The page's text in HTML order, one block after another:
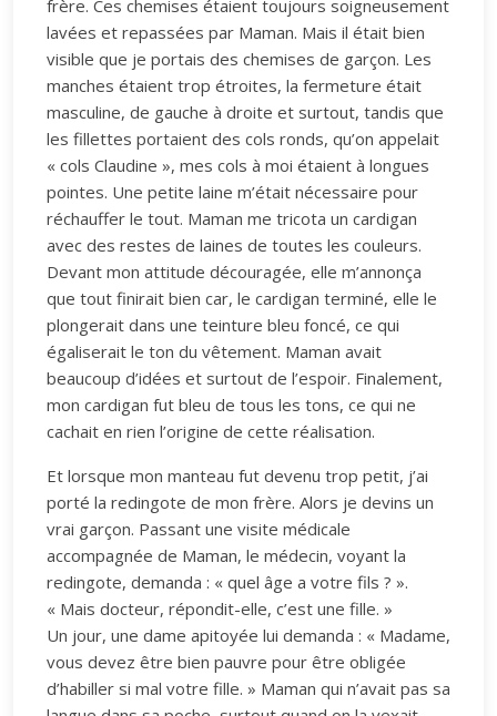
frère. Ces chemises étaient toujours soigneusement
lavées et repassées par Maman. Mais il était bien
visible que je portais des chemises de garçon. Les
manches étaient trop étroites, la fermeture était
masculine, de gauche à droite et surtout, tandis que
les fillettes portaient des cols ronds, qu’on appelait
« cols Claudine », mes cols à moi étaient à longues
pointes. Une petite laine m’était nécessaire pour
réchauffer le tout. Maman me tricota un cardigan
avec des restes de laines de toutes les couleurs.
Devant mon attitude découragée, elle m’annonça
que tout finirait bien car, le cardigan terminé, elle le
plongerait dans une teinture bleu foncé, ce qui
égaliserait le ton du vêtement. Maman avait
beaucoup d’idées et surtout de l’espoir. Finalement,
mon cardigan fut bleu de tous les tons, ce qui ne
cachait en rien l’origine de cette réalisation.
Et lorsque mon manteau fut devenu trop petit, j’ai
porté la redingote de mon frère. Alors je devins un
vrai garçon. Passant une visite médicale
accompagnée de Maman, le médecin, voyant la
redingote, demanda : « quel âge a votre fils ? ».
« Mais docteur, répondit-elle, c’est une fille. »
Un jour, une dame apitoyée lui demanda : « Madame,
vous devez être bien pauvre pour être obligée
d’habiller si mal votre fille. » Maman qui n’avait pas sa